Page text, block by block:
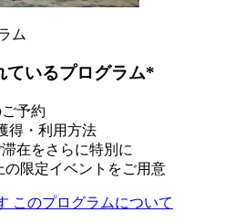
ム
ているプログラム*
予約
得・利用方法
在をさらに特別に
の限定イベントをご用意
このプログラムについて